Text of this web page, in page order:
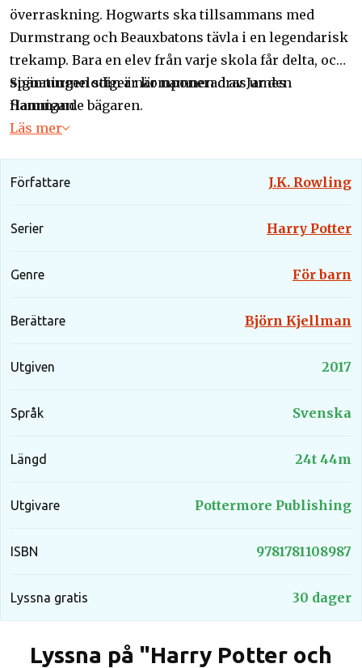
överraskning. Hogwarts ska tillsammans med
Durmstrang och Beauxbatons tävla i en legendarisk
trekamp. Bara en elev från varje skola får delta, och
spänningen stiger när namnen dras ur den
flammande bägaren.
Signaturmelodin är komponerad av James
Hannigan.
Läs mer
Författare J.K. Rowling
Serier Harry Potter
Genre För barn
Berättare Björn Kjellman
Utgiven 2017
Språk Svenska
Längd 24t 44m
Utgivare Pottermore Publishing
ISBN 9781781108987
Lyssna gratis 30 dager
Lyssna på "Harry Potter och